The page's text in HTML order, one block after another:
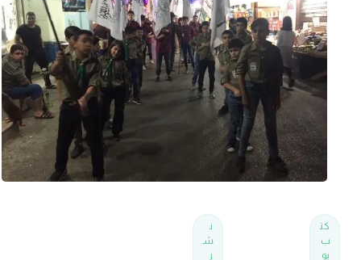
كت
ب
بو
ن
ش
ر